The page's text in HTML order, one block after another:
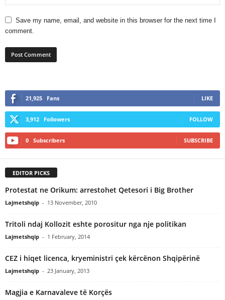
Save my name, email, and website in this browser for the next time I
comment.
21,925 Fans LIKE
3,912 Followers FOLLOW
0 Subscribers SUBSCRIBE
EDITOR PICKS
Protestat ne Orikum: arrestohet Qetesori i Big Brother
Lajmetshqip - 13 November, 2010
Tritoli ndaj Kollozit eshte porositur nga nje politikan
Lajmetshqip - 1 February, 2014
CEZ i hiqet licenca, kryeministri çek kërcënon Shqipërinë
Lajmetshqip - 23 January, 2013
Magjia e Karnavaleve të Korçës